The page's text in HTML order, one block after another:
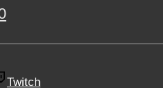
Twitch